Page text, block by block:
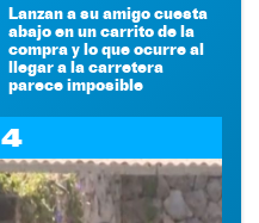
Lanzan a su amigo cuesta
abajo en un carrito de la
compra y lo que ocurre al
llegar a la carretera
parece imposible
4